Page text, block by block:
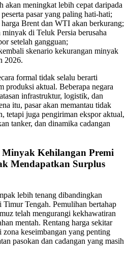
akan meningkat lebih cepat daripada
pasar yang paling hati-hati;
Brent dan WTI akan berkurang;
minyak di Teluk Persia berusaha
setelah gangguan;
skenario kekurangan minyak
2026.
formal tidak selalu berarti
produksi aktual. Beberapa negara
infrastruktur, logistik, dan
itu, pasar akan memantau tidak
tetapi juga pengiriman ekspor aktual,
tanker, dan dinamika cadangan
Kehilangan Premi
Mendapatkan Surplus
lebih tenang dibandingkan
Timur Tengah. Pemulihan bertahap
telah mengurangi kekhawatiran
mentah. Rentang harga sekitar
keseimbangan yang penting
pasokan dan cadangan yang masih